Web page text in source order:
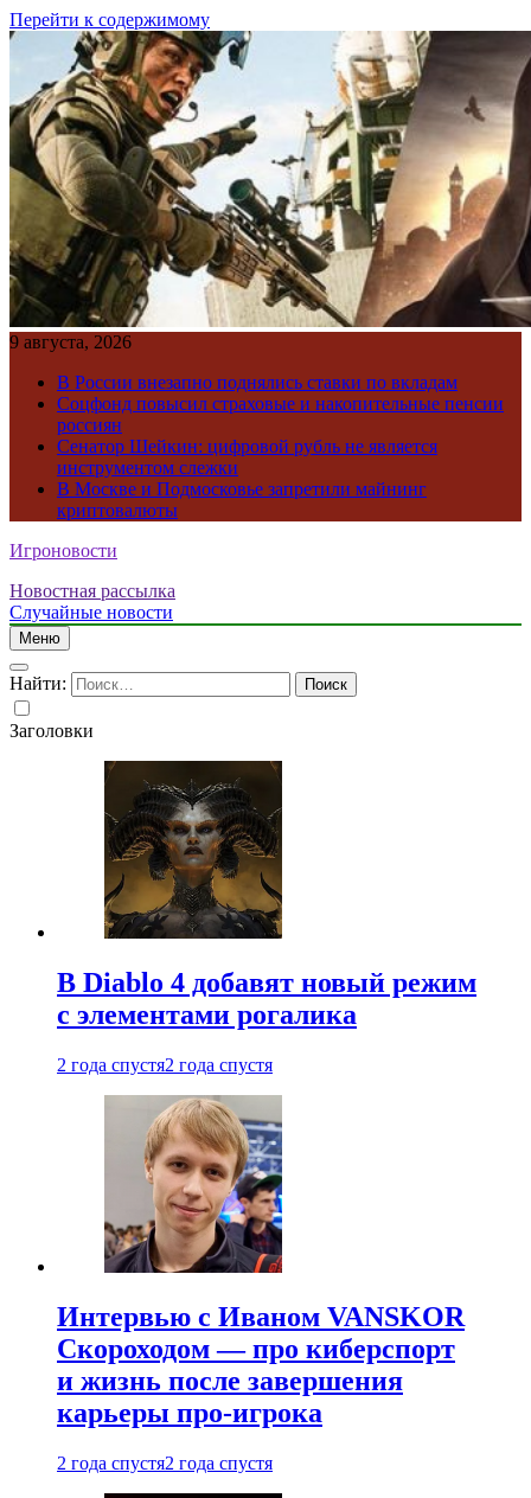
Перейти к содержимому
9 августа, 2026
В России внезапно поднялись ставки по вкладам
Соцфонд повысил страховые и накопительные пенсии
россиян
Сенатор Шейкин: цифровой рубль не является
инструментом слежки
В Москве и Подмосковье запретили майнинг
криптовалюты
Игроновости
Новостная рассылка
Случайные новости
Меню
Найти:
Заголовки
В Diablo 4 добавят новый режим
с элементами рогалика
2 года спустя2 года спустя
Интервью с Иваном VANSKOR
Скороходом — про киберспорт
и жизнь после завершения
карьеры про-игрока
2 года спустя2 года спустя